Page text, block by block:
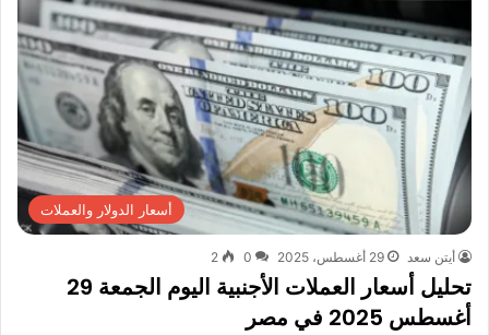
أسعار الدولار والعملات
أيتن سعد 29 أغسطس، 2025 0
2
تحليل أسعار العملات الأجنبية اليوم الجمعة 29
أغسطس 2025 في مصر